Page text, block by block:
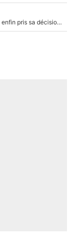
Rester à Barcelone ou partir au PSG, Ferran Torres a enfin pris sa décision : La course contre la montre est lancée !